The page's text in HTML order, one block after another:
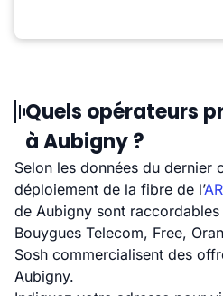
Quels opérateurs
à Aubigny ?
Selon les données du dernier
déploiement de la fibre de l’
de Aubigny sont
Bouygues Telecom, Free,
Sosh commercialisent des
Aubigny.